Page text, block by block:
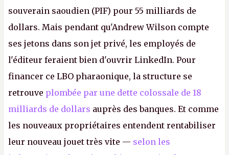
souverain saoudien (PIF) pour 55 milliards de
dollars. Mais pendant qu'Andrew Wilson compte
ses jetons dans son jet privé, les employés de
l'éditeur feraient bien d'ouvrir LinkedIn. Pour
financer ce LBO pharaonique, la structure se
retrouve plombée par une dette colossale de 18
milliards de dollars auprès des banques. Et comme
les nouveaux propriétaires entendent rentabiliser
leur nouveau jouet très vite — selon les